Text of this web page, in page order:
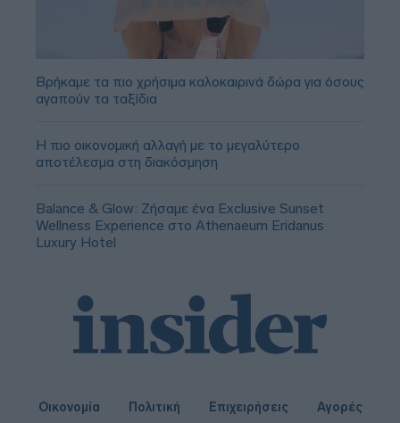
Βρήκαμε τα πιο χρήσιμα καλοκαιρινά δώρα για όσους
αγαπούν τα ταξίδια
Η πιο οικονομική αλλαγή με το μεγαλύτερο
αποτέλεσμα στη διακόσμηση
Balance & Glow: Ζήσαμε ένα Exclusive Sunset
Wellness Experience στο Athenaeum Eridanus
Luxury Hotel
Οικονομία Πολιτική Επιχειρήσεις Αγορές